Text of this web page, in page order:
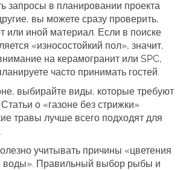
запросы в планировании проекта
вы можете сразу проверить,
или иной материал. Если в поиске
«износостойкий пол», значит,
на керамогранит или SPC,
часто принимать гостей.
выбирайте виды, которые требуют
о «газоне без стрижки»
травы лучше всего подходят для
учитывать причины «цветения
воды». Правильный выбор рыбы и